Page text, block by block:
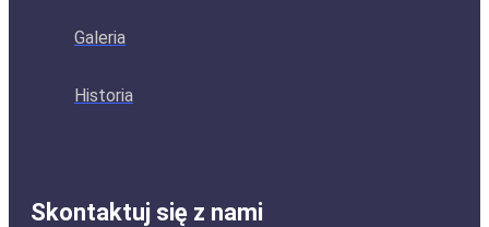
Galeria
Historia
Skontaktuj się z nami